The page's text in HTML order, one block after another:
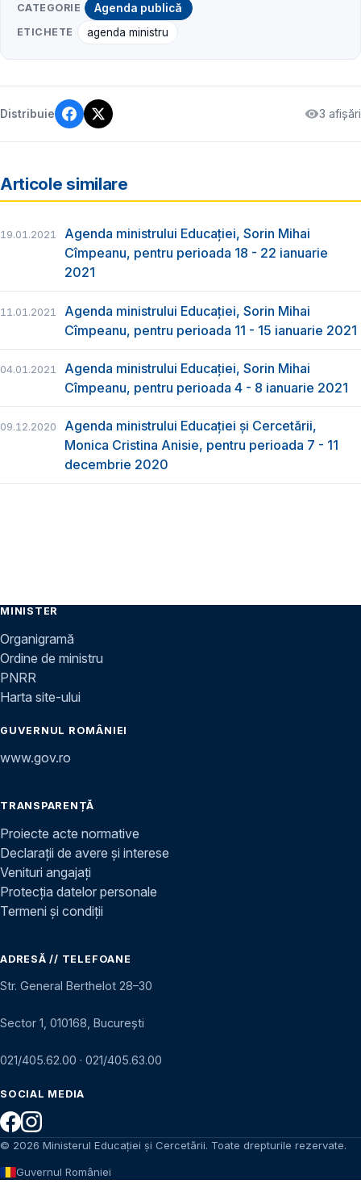
CATEGORIE Agenda publică
ETICHETE agenda ministru
Distribuie 3 afișări
Articole similare
19.01.2021
Agenda ministrului Educației, Sorin Mihai
Cîmpeanu, pentru perioada 18 - 22 ianuarie
2021
11.01.2021
Agenda ministrului Educației, Sorin Mihai
Cîmpeanu, pentru perioada 11 - 15 ianuarie 2021
04.01.2021
Agenda ministrului Educației, Sorin Mihai
Cîmpeanu, pentru perioada 4 - 8 ianuarie 2021
09.12.2020
Agenda ministrului Educației și Cercetării,
Monica Cristina Anisie, pentru perioada 7 - 11
decembrie 2020
MINISTER
Organigramă
Ordine de ministru
PNRR
Harta site-ului
GUVERNUL ROMÂNIEI
www.gov.ro
TRANSPARENȚĂ
Proiecte acte normative
Declarații de avere și interese
Venituri angajați
Protecția datelor personale
Termeni și condiții
ADRESĂ // TELEFOANE
Str. General Berthelot 28–30
Sector 1, 010168, București
021/405.62.00 · 021/405.63.00
SOCIAL MEDIA
© 2026 Ministerul Educației și Cercetării. Toate drepturile rezervate.
Guvernul României